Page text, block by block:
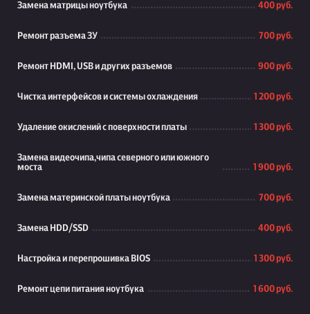
Замена матрицы ноутбука 400 руб.
Ремонт разъема ЗУ 700 руб.
Ремонт HDMI, USB и других разъемов 900 руб.
Чистка интерфейсов и системы охлаждения 1 200 руб.
Удаление окислений с поверхности платы 1 300 руб.
Замена видеочипа,чипа северного или южного
моста
1 900 руб.
Замена материнской платы ноутбука 700 руб.
Замена HDD/SSD 400 руб.
Настройка и перепрошивка BIOS 1 300 руб.
Ремонт цепи питания ноутбука 1 600 руб.